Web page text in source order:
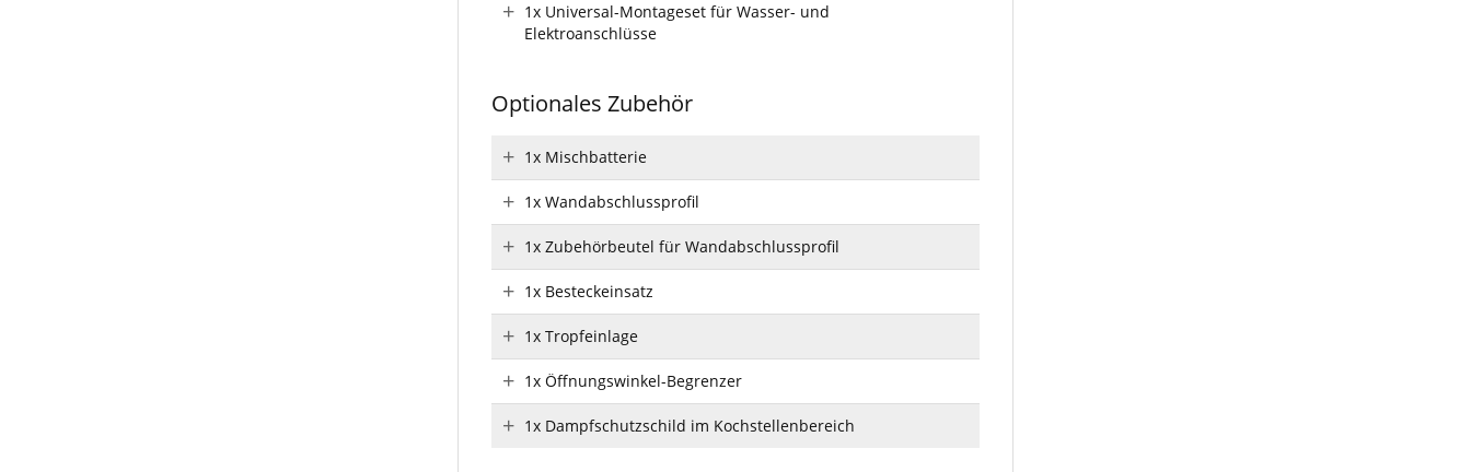
1x Universal-Montageset für Wasser- und
Elektroanschlüsse
Optionales Zubehör
1x Mischbatterie
1x Wandabschlussprofil
1x Zubehörbeutel für Wandabschlussprofil
1x Besteckeinsatz
1x Tropfeinlage
1x Öffnungswinkel-Begrenzer
1x Dampfschutzschild im Kochstellenbereich